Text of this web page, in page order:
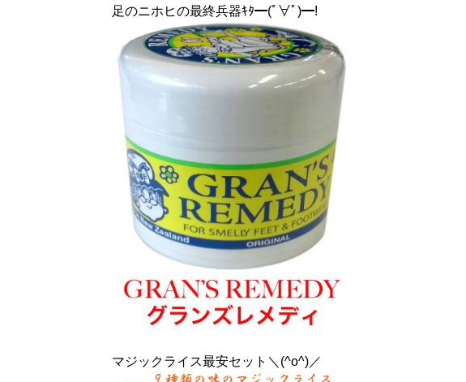
足のニホヒの最終兵器ｷﾀ━(ﾟ∀ﾟ)━!
マジックライス最安セット＼(^o^)／